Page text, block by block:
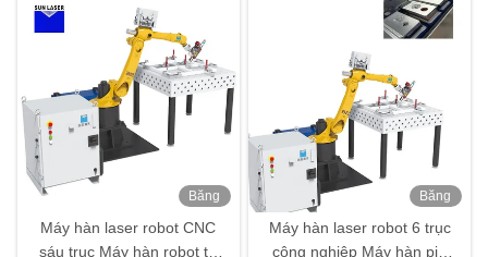
Băng
Máy hàn laser robot CNC
sáu trục Máy hàn robot tự
Băng
Máy hàn laser robot 6 trục
công nghiệp Máy hàn pin